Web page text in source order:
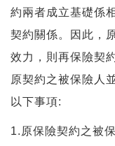
約兩者成立基礎係
契約關係。因此，
效力，則再保險契
原契約之被保險人
以下事項:
1.原保險契約之被